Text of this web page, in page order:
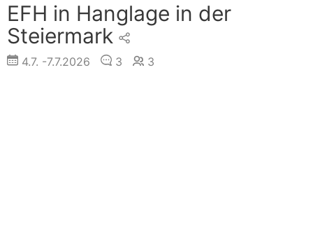
EFH in Hanglage in der
Steiermark
4.7. -7.7.2026 3 3